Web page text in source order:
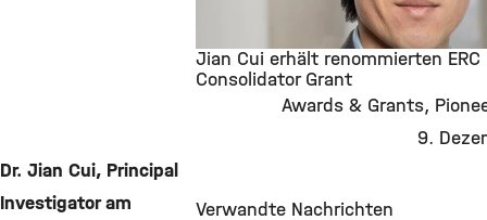
Jian Cui erhält renommierten ERC
Consolidator Grant
Awards & Grants
9.
Dr. Jian Cui, Principal
Investigator am
Verwandte Nachrichten